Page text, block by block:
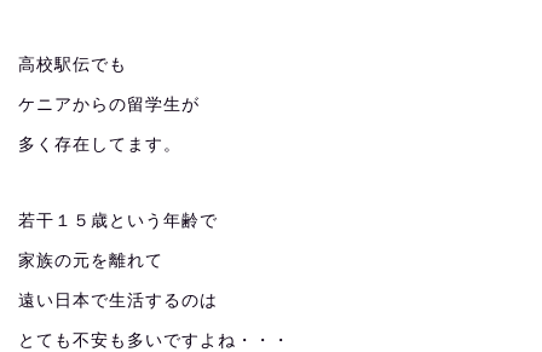
高校駅伝でも
ケニアからの留学生が
多く存在してます。
若干１５歳という年齢で
家族の元を離れて
遠い日本で生活するのは
とても不安も多いですよね・・・